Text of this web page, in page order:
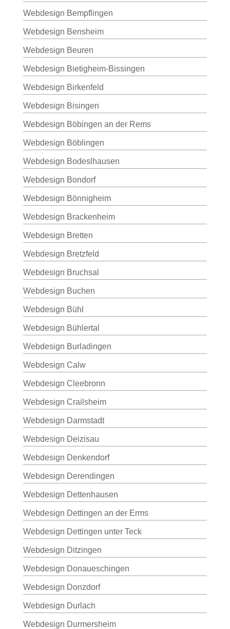
Webdesign Bempflingen
Webdesign Bensheim
Webdesign Beuren
Webdesign Bietigheim-Bissingen
Webdesign Birkenfeld
Webdesign Bisingen
Webdesign Böbingen an der Rems
Webdesign Böblingen
Webdesign Bodeslhausen
Webdesign Bondorf
Webdesign Bönnigheim
Webdesign Brackenheim
Webdesign Bretten
Webdesign Bretzfeld
Webdesign Bruchsal
Webdesign Buchen
Webdesign Bühl
Webdesign Bühlertal
Webdesign Burladingen
Webdesign Calw
Webdesign Cleebronn
Webdesign Crailsheim
Webdesign Darmstadt
Webdesign Deizisau
Webdesign Denkendorf
Webdesign Derendingen
Webdesign Dettenhausen
Webdesign Dettingen an der Erms
Webdesign Dettingen unter Teck
Webdesign Ditzingen
Webdesign Donaueschingen
Webdesign Donzdorf
Webdesign Durlach
Webdesign Durmersheim